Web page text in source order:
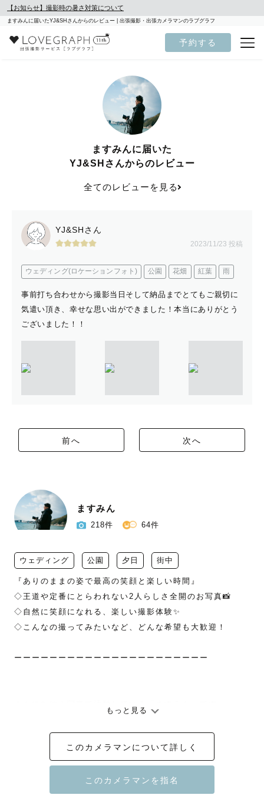
【お知らせ】撮影時の暑さ対策について
ますみんに届いたYJ&SHさんからのレビュー | 出張撮影・出張カメラマンのラブグラフ
予約する
ますみんに届いた
YJ&SHさんからのレビュー
全てのレビューを見る
YJ&SHさん
2023/11/23 投稿
ウェディング(ロケーションフォト) 公園 花畑 紅葉 雨
事前打ち合わせから撮影当日そして納品までとてもご親切に
気遣い頂き、幸せな思い出ができました！本当にありがとう
ございました！！
前へ 次へ
ますみん
218件 64件
ウェディング 公園 夕日 街中
『ありのままの姿で最高の笑顔と楽しい時間』
◇王道や定番にとらわれない2人らしさ全開のお写真📸
◇自然に笑顔になれる、楽しい撮影体験✨
◇こんなの撮ってみたいなど、どんな希望も大歓迎！
ーーーーーーーーーーーーーーーーーーーーーー
🫶カップルフォト
☘️フレンドフォト
が得意なカメラマンです！
もっと見る
このカメラマンについて詳しく